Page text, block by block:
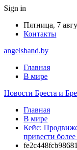
Sign in
Пятница, 7
Контакты
angelsband.by
Главная
В мире
Новости Бреста и
Главная
В мире
Кейс:
привести